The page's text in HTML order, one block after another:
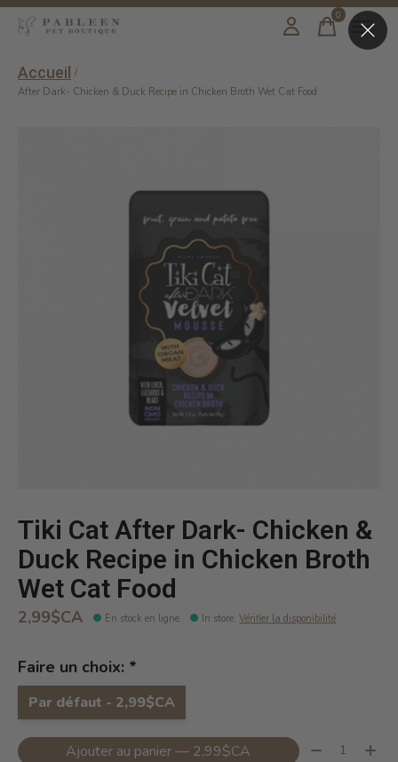
0items
Accueil
/
After Dark- Chicken & Duck Recipe in Chicken Broth Wet Cat Food
Tiki Cat After Dark- Chicken &
Duck Recipe in Chicken Broth
Wet Cat Food
2,99$CA En stock en ligne In store:Vérifier la disponibilité
Faire un choix: *
Par défaut - 2,99$CA
Ajouter au panier — 2,99$CA Quantité: